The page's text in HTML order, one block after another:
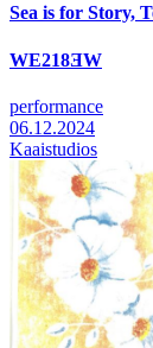
Sea is for Story,
WE218ƎW
performance
06.12.2024
Kaaistudios